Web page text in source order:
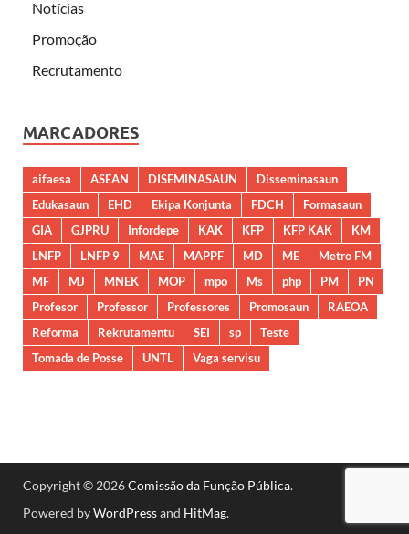
Notícias
Promoção
Recrutamento
MARCADORES
aifaesa ASEAN DISEMINASAUN
Disseminasaun
Edukasaun
EHD Ekipa Konjunta FDCH
Formasaun
GIA
GJPRU Infordepe KAK KFP KFP KAK
KM
LNFP
LNFP 9 MAE MAPPF MD ME
Metro FM
MF
MJ MNEK MOP mpo Ms php PM
PN
Profesor
Professor Professores Promosaun
RAEOA
Reforma
Rekrutamentu SEI sp
Teste
Tomada de Posse
UNTL Vaga servisu
Copyright © 2026Comissão da Função Pública.
Powered byWordPressand HitMag.